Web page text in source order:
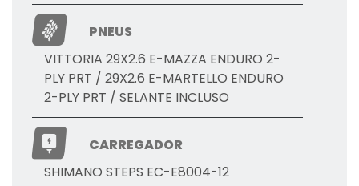
PNEUS
VITTORIA 29X2.6 E-MAZZA ENDURO 2-
PLY PRT / 29X2.6 E-MARTELLO ENDURO
2-PLY PRT / SELANTE INCLUSO
CARREGADOR
SHIMANO STEPS EC-E8004-12